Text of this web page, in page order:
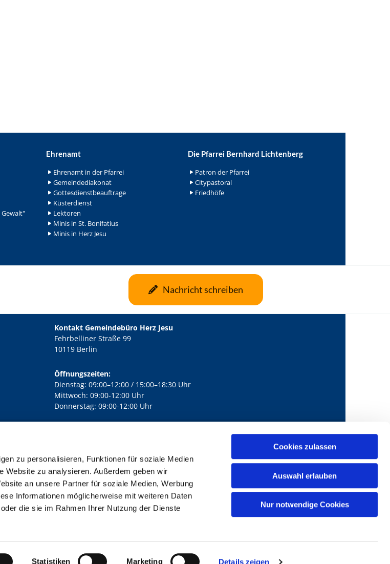
zu personalisieren, Funktionen für soziale Medien
Website zu analysieren. Außerdem geben wir
an unsere Partner für soziale Medien, Werbung
Informationen möglicherweise mit weiteren Daten
die sie im Rahmen Ihrer Nutzung der Dienste
Statistiken Marketing Details zeigen
Cookies zulassen
Auswahl erlauben
Nur notwendige Cookies
Ehrenamt
Ehrenamt in der Pfarrei
Gemeindediakonat
Gottesdienstbeauftrage
Küsterdienst
Lektoren
Minis in St. Bonifatius
Minis in Herz Jesu
Die Pfarrei Bernhard Lichtenberg
Patron der Pfarrei
Citypastoral
Friedhöfe
Nachricht schreiben
Kontakt Gemeindebüro Herz Jesu
Fehrbelliner Straße 99
10119 Berlin
Öffnungszeiten:
Dienstag: 09:00–12:00 / 15:00–18:30 Uhr
Mittwoch: 09:00-12:00 Uhr
Donnerstag: 09:00-12:00 Uhr
· Yorckstr. 88C, 10965 Berlin mail@bernhard-lichtenberg.berlin
Impressum